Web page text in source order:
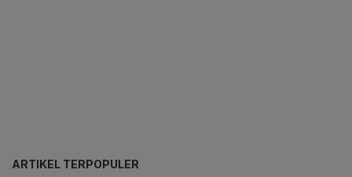
ARTIKEL TERPOPULER